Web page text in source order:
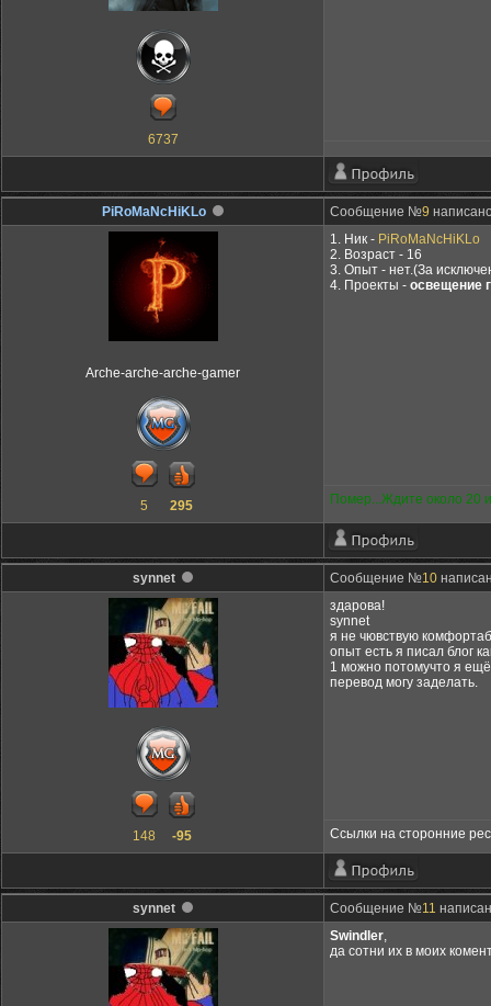
6737
PiRoMaNcHiKLo Сообщение №9
Arche-arche-arche-gamer
5 295
1. Ник - PiRoMaNcHiKLo
2. Возраст - 16
3. Опыт - нет.(За
4. Проекты - освещение
Помер...Ждите около 20
synnet Сообщение №10
148 -95
здарова!
synnet
я не чювствую
опыт есть я писал блог
1 можно потомучто я
перевод могу заделать.
Ссылки на сторонние
synnet Сообщение №11
Swindler,
да сотни их в моих